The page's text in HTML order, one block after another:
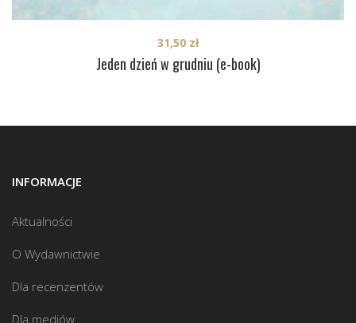
Jeden dzień w grudniu (e-book)
31,50 zł
INFORMACJE
Aktualności
O Wydawnictwie
Dla recenzentów
Dla mediów